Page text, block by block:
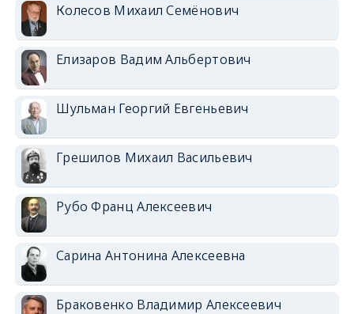
Колесов Михаил Семёнович
Елизаров Вадим Альбертович
Шульман Георгий Евгеньевич
Грешилов Михаил Васильевич
Рубо Франц Алексеевич
Сарина Антонина Алексеевна
Браковенко Владимир Алексеевич